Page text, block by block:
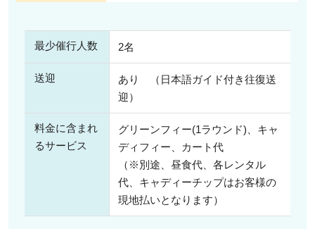
最少催行人数 2名
送迎
あり （日本語ガイド付き往復送
迎）
料金に含まれ
るサービス
グリーンフィー(1ラウンド)、キャ
ディフィー、カート代
（※別途、昼食代、各レンタル
代、キャディーチップはお客様の
現地払いとなります）